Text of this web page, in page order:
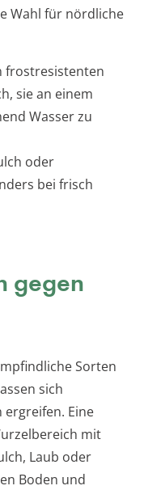
Wahl für nördliche
frostresistenten
sie an einem
Wasser zu
oder
bei frisch
gegen
Sorten
sich
Eine
mit
Laub oder
Boden und